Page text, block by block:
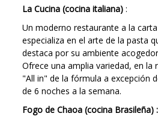
La Cucina (cocina italiana) :
Un moderno restaurante a la
especializa en el arte de la pasta
destaca por su ambiente
Ofrece una amplia variedad, en la
"All in" de la fórmula a excepción
de 6 noches a la semana.
Fogo de Chaoa (cocina Brasileña) :